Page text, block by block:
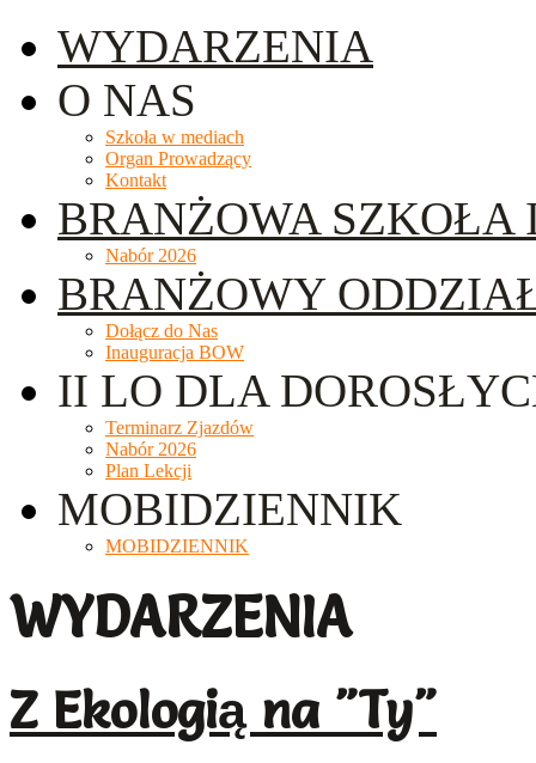
WYDARZENIA
O NAS
Szkoła w mediach
Organ Prowadzący
Kontakt
BRANŻOWA SZKOŁA
Nabór 2026
BRANŻOWY
Dołącz do Nas
Inauguracja BOW
II LO DLA
Terminarz Zjazdów
Nabór 2026
Plan Lekcji
MOBIDZIENNIK
MOBIDZIENNIK
WYDARZENIA
Z Ekologią na "Ty"